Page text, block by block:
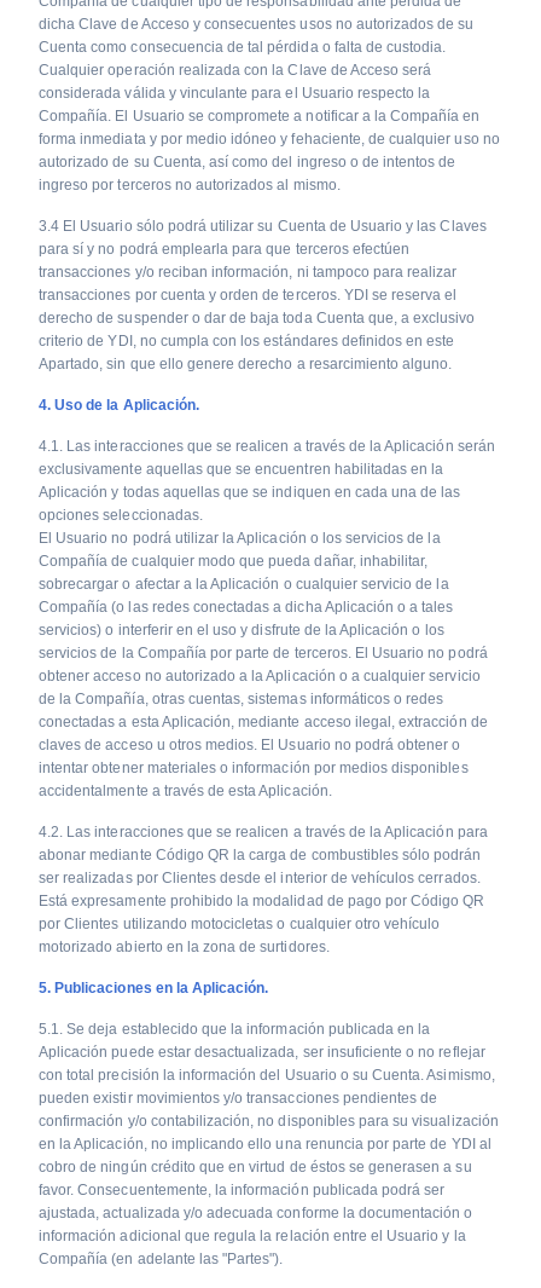
dicha Clave de Acceso y consecuentes usos no autorizados de su
Cuenta como consecuencia de tal pérdida o falta de custodia.
Cualquier operación realizada con la Clave de Acceso será
considerada válida y vinculante para el Usuario respecto la
Compañía. El Usuario se compromete a notificar a la Compañía en
forma inmediata y por medio idóneo y fehaciente, de cualquier uso no
autorizado de su Cuenta, así como del ingreso o de intentos de
ingreso por terceros no autorizados al mismo.
3.4 El Usuario sólo podrá utilizar su Cuenta de Usuario y las Claves
para sí y no podrá emplearla para que terceros efectúen
transacciones y/o reciban información, ni tampoco para realizar
transacciones por cuenta y orden de terceros. YDI se reserva el
derecho de suspender o dar de baja toda Cuenta que, a exclusivo
criterio de YDI, no cumpla con los estándares definidos en este
Apartado, sin que ello genere derecho a resarcimiento alguno.
4. Uso de la Aplicación.
4.1. Las interacciones que se realicen a través de la Aplicación serán
exclusivamente aquellas que se encuentren habilitadas en la
Aplicación y todas aquellas que se indiquen en cada una de las
opciones seleccionadas.
El Usuario no podrá utilizar la Aplicación o los servicios de la
Compañía de cualquier modo que pueda dañar, inhabilitar,
sobrecargar o afectar a la Aplicación o cualquier servicio de la
Compañía (o las redes conectadas a dicha Aplicación o a tales
servicios) o interferir en el uso y disfrute de la Aplicación o los
servicios de la Compañía por parte de terceros. El Usuario no podrá
obtener acceso no autorizado a la Aplicación o a cualquier servicio
de la Compañía, otras cuentas, sistemas informáticos o redes
conectadas a esta Aplicación, mediante acceso ilegal, extracción de
claves de acceso u otros medios. El Usuario no podrá obtener o
intentar obtener materiales o información por medios disponibles
accidentalmente a través de esta Aplicación.
4.2. Las interacciones que se realicen a través de la Aplicación para
abonar mediante Código QR la carga de combustibles sólo podrán
ser realizadas por Clientes desde el interior de vehículos cerrados.
Está expresamente prohibido la modalidad de pago por Código QR
por Clientes utilizando motocicletas o cualquier otro vehículo
motorizado abierto en la zona de surtidores.
5. Publicaciones en la Aplicación.
5.1. Se deja establecido que la información publicada en la
Aplicación puede estar desactualizada, ser insuficiente o no reflejar
con total precisión la información del Usuario o su Cuenta. Asimismo,
pueden existir movimientos y/o transacciones pendientes de
confirmación y/o contabilización, no disponibles para su visualización
en la Aplicación, no implicando ello una renuncia por parte de YDI al
cobro de ningún crédito que en virtud de éstos se generasen a su
favor. Consecuentemente, la información publicada podrá ser
ajustada, actualizada y/o adecuada conforme la documentación o
información adicional que regula la relación entre el Usuario y la
Compañía (en adelante las "Partes").